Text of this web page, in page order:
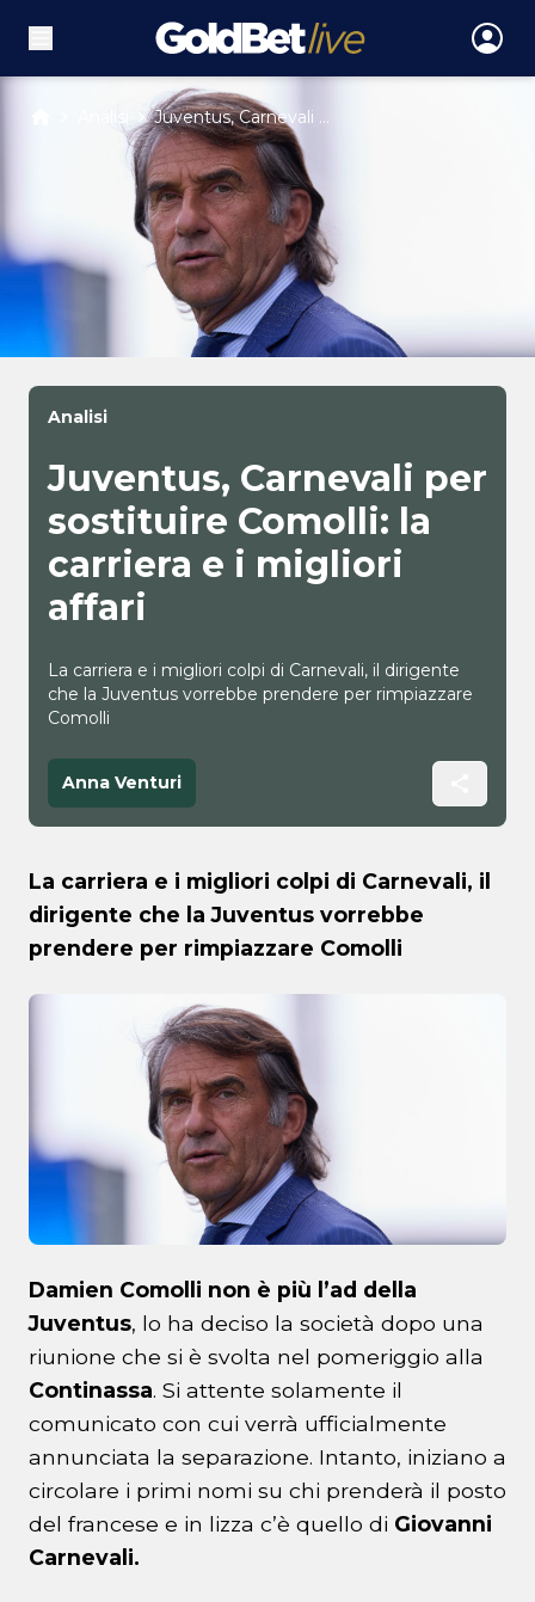
Analisi Juventus, Carnevali ...
Analisi
Juventus, Carnevali per
sostituire Comolli: la
carriera e i migliori
affari
La carriera e i migliori colpi di Carnevali, il dirigente
che la Juventus vorrebbe prendere per rimpiazzare
Comolli
Anna Venturi
La carriera e i migliori colpi di Carnevali, il
dirigente che la Juventus vorrebbe
prendere per rimpiazzare Comolli
Damien Comolli non è più l’ad della
Juventus, lo ha deciso la società dopo una
riunione che si è svolta nel pomeriggio alla
Continassa. Si attente solamente il
comunicato con cui verrà ufficialmente
annunciata la separazione. Intanto, iniziano a
circolare i primi nomi su chi prenderà il posto
del francese e in lizza c’è quello di Giovanni
Carnevali.